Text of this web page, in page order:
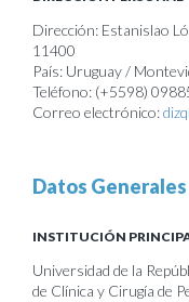
Dirección: Estanislao
11400
País: Uruguay /
Teléfono: (+5598)
Correo electrónico:
Datos Generales
INSTITUCIÓN
Universidad de la
de Clínica y Cirugía de